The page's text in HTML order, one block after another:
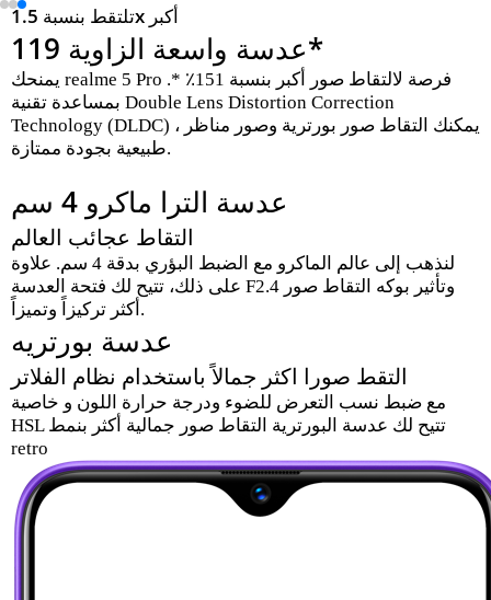
تلتقط بنسبة 1.5x أكبر
عدسة واسعة الزاوية 119*
يمنحك realme 5 Pro فرصة لالتقاط صور أكبر بنسبة 151٪ *.
بمساعدة تقنية Double Lens Distortion Correction
Technology (DLDC) ، يمكنك التقاط صور بورترية وصور مناظر
طبيعية بجودة ممتازة.
عدسة الترا ماكرو 4 سم
التقاط عجائب العالم
لنذهب إلى عالم الماكرو مع الضبط البؤري بدقة 4 سم. علاوة
على ذلك، تتيح لك فتحة العدسة F2.4 وتأثير بوكه التقاط صور
أكثر تركيزاً وتميزاً.
عدسة بورتريه
التقط صورا اكثر جمالاً باستخدام نظام الفلاتر
مع ضبط نسب التعرض للضوء ودرجة حرارة اللون و خاصية
HSL تتيح لك عدسة البورترية التقاط صور جمالية أكثر بنمط
retro